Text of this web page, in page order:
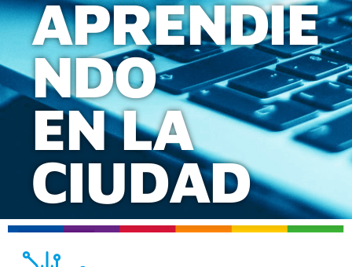
APRENDIE
NDO
EN LA
CIUDAD